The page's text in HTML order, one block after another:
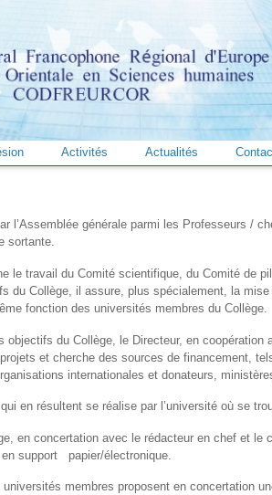
Activités Actualités
l’Assemblée générale parmi les Professeurs /
sortante.
le travail du Comité scientifique, du Comité de
du Collège, il assure, plus spécialement, la
fonction des universités membres du Collège.
objectifs du Collège, le Directeur, en
et cherche des sources de financement,
internationales et donateurs,
en résultent se réalise par l’université où se
en concertation avec le rédacteur en chef et le
support papier/électronique.
membres proposent en concertation